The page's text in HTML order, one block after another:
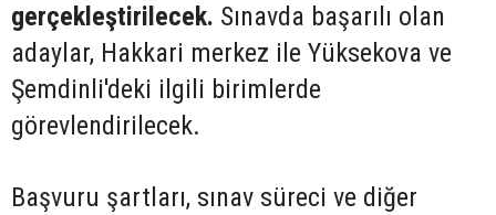
gerçekleştirilecek. Sınavda başarılı olan
adaylar, Hakkari merkez ile Yüksekova ve
Şemdinli'deki ilgili birimlerde
görevlendirilecek.
Başvuru şartları, sınav süreci ve diğer